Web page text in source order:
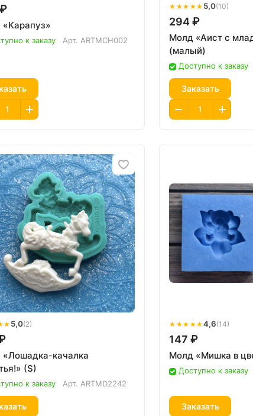
к заказу Арт. ARTMCH002
★★★★★ 5,0(10)
294 ₽
Молд «Аист с
(малый)
Доступно к заказу
Заказать
5,0(2)
качалка
(S)
к заказу Арт. ARTMD2242
★★★★★4,6(14)
147 ₽
Молд «Мишка в
Доступно к заказу
Заказать